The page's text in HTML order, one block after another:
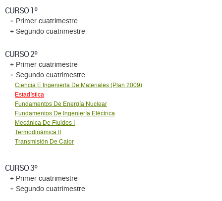
CURSO 1º
+ Primer cuatrimestre
+ Segundo cuatrimestre
CURSO 2º
+ Primer cuatrimestre
+ Segundo cuatrimestre
Ciencia E Ingenierí­a De Materiales (Plan 2009)
Estadí­stica
Fundamentos De Energí­a Nuclear
Fundamentos De Ingenierí­a Eléctrica
Mecánica De Fluidos I
Termodinámica II
Transmisión De Calor
CURSO 3º
+ Primer cuatrimestre
+ Segundo cuatrimestre